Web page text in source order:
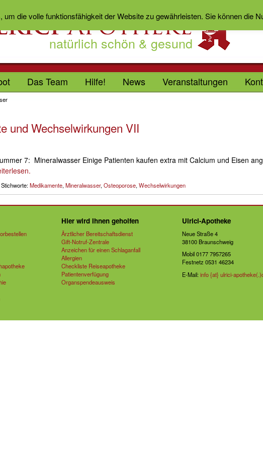
natürlich schön & gesund
Das Team Hilfe! News Veranstaltungen
und Wechselwirkungen VII
7: Mineralwasser Einige Patienten kaufen extra mit Calcium und Eisen
Stichworte:Medikamente, Mineralwasser, Osteoporose, Wechselwirkungen
Hier wird Ihnen geholfen
Ärztlicher Bereitschaftsdienst
Gift-Notruf-Zentrale
Anzeichen für einen Schlaganfall
Allergien
Checkliste Reiseapotheke
Patientenverfügung
Organspendeausweis
Ulrici-Apotheke
Neue Straße 4
38100 Braunschweig
Mobil 0177 7957265
Festnetz 0531 46234
E-Mail:info {at} ulrici-
die volle funktionsfähigkeit der Website zu gewährleisten. Sie können die